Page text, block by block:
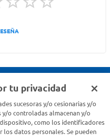
tu privacidad
sucesoras y/o cesionarias y/o
o controladas almacenan y/o
como los identificadores
los datos personales. Se pueden